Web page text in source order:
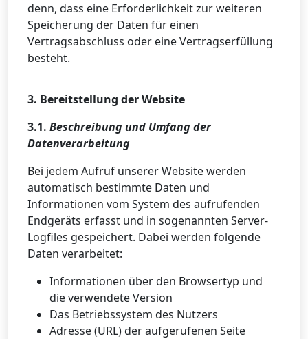
denn, dass eine Erforderlichkeit zur weiteren
Speicherung der Daten für einen
Vertragsabschluss oder eine Vertragserfüllung
besteht.
3. Bereitstellung der Website
3.1. Beschreibung und Umfang der
Datenverarbeitung
Bei jedem Aufruf unserer Website werden
automatisch bestimmte Daten und
Informationen vom System des aufrufenden
Endgeräts erfasst und in sogenannten Server-
Logfiles gespeichert. Dabei werden folgende
Daten verarbeitet:
Informationen über den Browsertyp und
die verwendete Version
Das Betriebssystem des Nutzers
Adresse (URL) der aufgerufenen Seite